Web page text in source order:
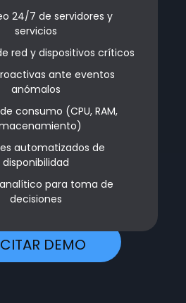
24/7 de servidores y
servicios
red y dispositivos críticos
ante eventos
anómalos
consumo (CPU, RAM,
automatizados de
disponibilidad
para toma de
decisiones
24/7 de servidores y
servicios
red y dispositivos críticos
ante eventos
anómalos
consumo (CPU, RAM,
automatizados de
disponibilidad
para toma de
decisiones
DEMO